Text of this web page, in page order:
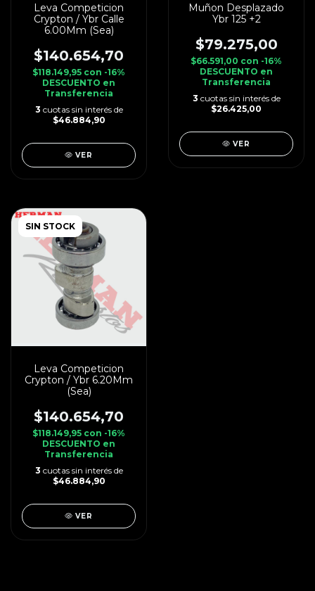
Leva Competicion
Crypton / Ybr Calle
6.00Mm (Sea)
$140.654,70
$118.149,95 con -16%
DESCUENTO en
Transferencia
3 cuotas sin interés de
$46.884,90
VER
Muñon Desplazado
Ybr 125 +2
$79.275,00
$66.591,00 con -16%
DESCUENTO en
Transferencia
3 cuotas sin interés de
$26.425,00
VER
SIN STOCK
Leva Competicion
Crypton / Ybr 6.20Mm
(Sea)
$140.654,70
$118.149,95 con -16%
DESCUENTO en
Transferencia
3 cuotas sin interés de
$46.884,90
VER